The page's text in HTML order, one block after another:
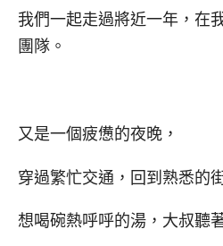
我們一起走過將近一年，在
團隊。
又是一個疲憊的夜晚，
穿過繁忙交通，回到熟悉的
想喝碗熱呼呼的湯，大叔聽